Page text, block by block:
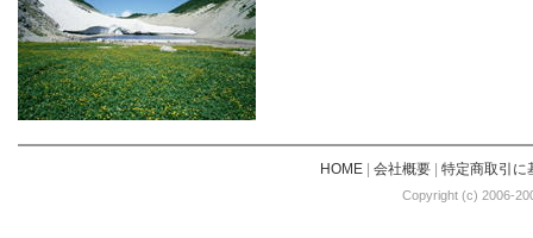
HOME| 会社概要| 特定商取引に
Copyright (c) 2006-